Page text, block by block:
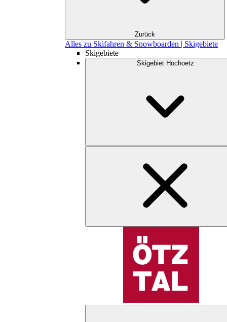
Zurück
Alles zu Skifahren & Snowboarden | Skigebiete
Skigebiete
Skigebiet Hochoetz